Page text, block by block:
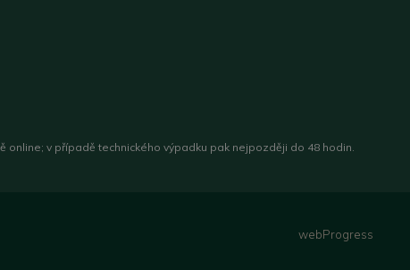
v případě technického výpadku pak nejpozději do 48 hodin.
webProgress